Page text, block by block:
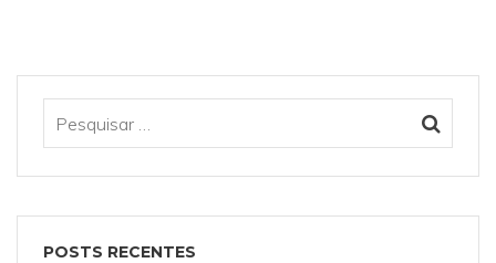
POSTS RECENTES